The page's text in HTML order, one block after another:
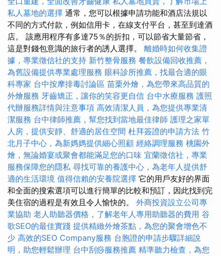
私人墓地的選擇 通常，您可以根據申請功能和酒店法規以
不同的方式付款，例如信用卡，在線支付平台，甚至到達酒
店。 該應用程序有多達75％的折扣，可以節省大量節省，
這是對錢包意識的旅行者的誘人選擇。 離婚時如何收集證
據，專業徵信社的支持 新竹整骨服務 餐飲設備回收推薦，
為舊設備提供專業處理服務 眼科診所推薦，找最合適的眼
科專家 台中按摩排毒討論區 苗栗外燴，為您帶來高品質的
外燴服務 牙齒矯正，讓你的笑容更自信 台中水療服務 護照
代辦服務詳情與注意事項 高效清潔人員，為您提供專業清
潔服務 台中律師推薦，幫您找到當地最佳律師 護理之家單
人房，提供安靜、舒適的居住空間 杜拜簽證的申請方法 竹
北月子中心，為新媽媽提供細心照顧 經絡調理服務 桃園外
燴，無論婚宴或聚會都能滿足您的口味 宜蘭徵信社，專業
服務保障您的隱私 尋找可靠的養護中心，為老年人提供舒
適的生活環境 值得信賴的安養院選擇 它的用戶友好的界面
和全面的搜索選項可以進行簡單的比較和預訂，因此找到完
美住宿的過程是有效且令人愉快的。 外商投資設立公司專
業協助 老人助聽器價格，了解老年人專用助聽器的費用 谷
歌SEO的最佳實踐 提供精緻外燴茶點，為您的聚會增色不
少 高效的SEO Company服務 台胞證的申請步驟詳細說
明，助您輕鬆辦理 台中刮痧服務推薦 精準聽力檢查，為您